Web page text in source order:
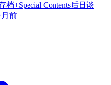
档+Special Contents后日谈
月前